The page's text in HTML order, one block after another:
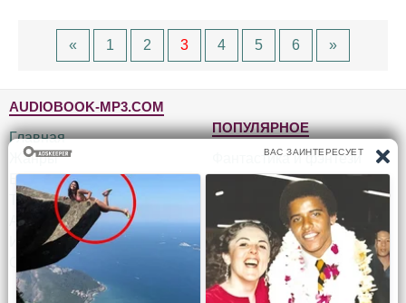
« 1 2 3 4 5 6 »
AUDIOBOOK-MP3.COM
Главная
Жанры
Блог
Топ-100
Авторы
Исполнители
Обратная связь
ПОПУЛЯРНОЕ
Фантастика и фэнтези
Детективы, триллеры
Для детей
Роман, проза
Приключения
Юмор, сатира